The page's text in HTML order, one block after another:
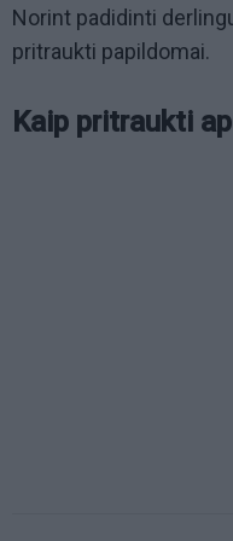
Norint padidinti
pritraukti papildomai.
Kaip pritraukti